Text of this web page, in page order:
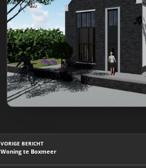
VORIGE BERICHT
Woning te Boxmeer